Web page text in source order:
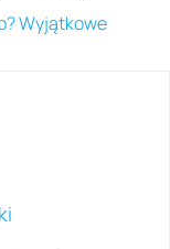
Wyjątkowe